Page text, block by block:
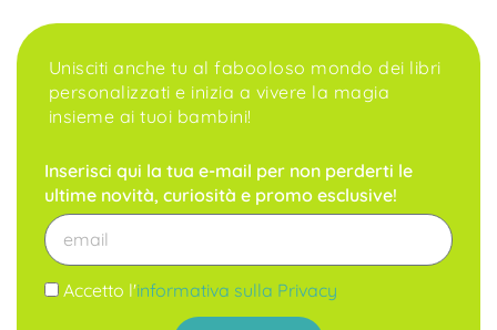
Unisciti anche tu al fabooloso mondo dei libri
personalizzati e inizia a vivere la magia
insieme ai tuoi bambini!
Inserisci qui la tua e-mail per non perderti le
ultime novità, curiosità e promo esclusive!
Accetto l'informativa sulla Privacy